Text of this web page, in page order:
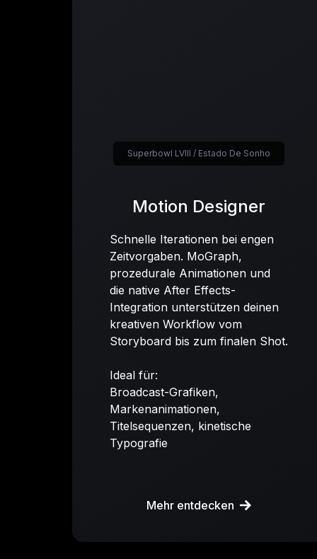
Motion Designer
Schnelle Iterationen bei engen
Zeitvorgaben. MoGraph,
prozedurale Animationen und
die native After Effects-
Integration unterstützen deinen
kreativen Workflow vom
Storyboard bis zum finalen Shot.
Ideal für:
Broadcast-Grafiken,
Markenanimationen,
Titelsequenzen, kinetische
Typografie
Mehr entdecken
Superbowl LVIII / Estado De Sonho